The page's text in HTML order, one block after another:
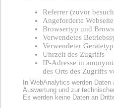
Referrer (zuvor
Angeforderte
Browsertyp und
Verwendetes
Verwendeter Gerätetyp
Uhrzeit des Zugriffs
IP-Adresse in
des Orts des Zugriffs
In WebAnalytics werden
Auswertung und zur
Es werden keine Daten an